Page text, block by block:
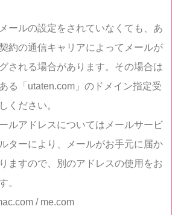
ールの設定をされていなくても、あ
約の通信キャリアによってメールが
される場合があります。その場合は
る「utaten.com」のドメイン指定受
ください。
ルアドレスについてはメールサービ
ターにより、メールがお手元に届か
ますので、別のアドレスの使用をお
。
/ me.com